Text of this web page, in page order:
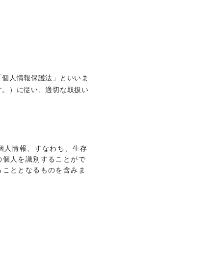
人情報保護法」といいま
）に従い、適切な取扱い
人情報、すなわち、生存
人を識別することがで
ととなるものを含みま